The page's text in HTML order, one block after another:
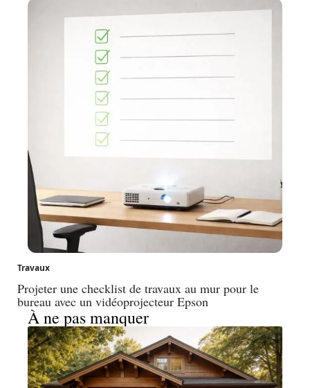
Travaux
Projeter une checklist de travaux au mur pour le
bureau avec un vidéoprojecteur Epson
À ne pas manquer